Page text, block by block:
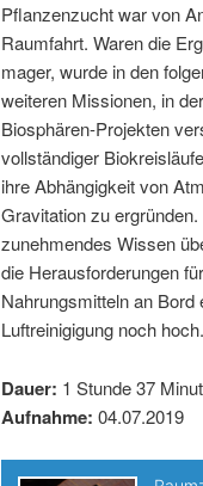
m
ä
r
e
n
I
n
h
u
n
d
ä
r
e
n
I
a
v
i
g
a
t
i
o
n
Pflanzenzucht war von
Raumfahrt. Waren die
mager, wurde in den
weiteren Missionen, in
Biosphären-Projekten
vollständiger
ihre Abhängigkeit von
Gravitation zu
zunehmendes Wissen
die Herausforderungen
Nahrungsmitteln an
Luftreinigigung noch hoch.
Dauer: 1 Stunde 37
Aufnahme: 04.07.2019